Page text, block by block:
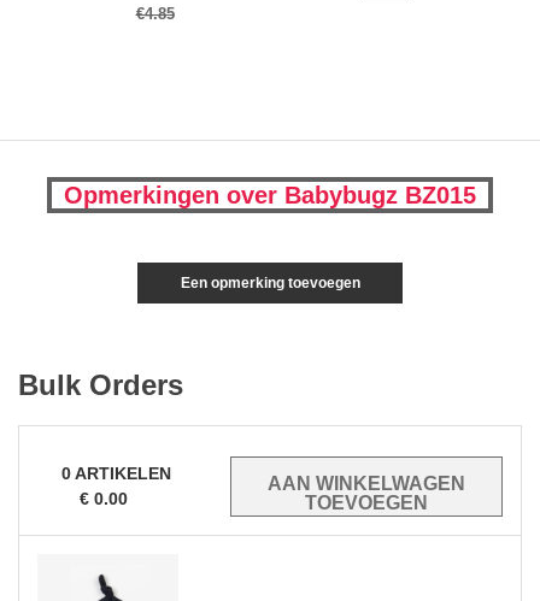
€4.85
Opmerkingen over Babybugz BZ015
Een opmerking toevoegen
Bulk Orders
0ARTIKELEN
€ 0.00